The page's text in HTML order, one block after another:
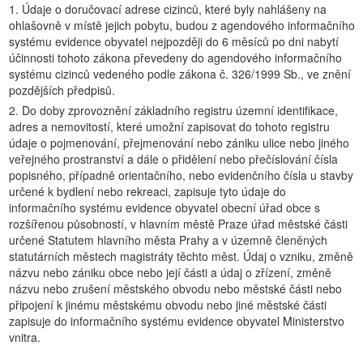
1. Údaje o doručovací adrese cizinců, které byly nahlášeny na
ohlašovně v místě jejich pobytu, budou z agendového informačního
systému evidence obyvatel nejpozději do 6 měsíců po dni nabytí
účinnosti tohoto zákona převedeny do agendového informačního
systému cizinců vedeného podle zákona č. 326/1999 Sb., ve znění
pozdějších předpisů.
2. Do doby zprovoznění základního registru územní identifikace,
adres a nemovitostí, které umožní zapisovat do tohoto registru
údaje o pojmenování, přejmenování nebo zániku ulice nebo jiného
veřejného prostranství a dále o přidělení nebo přečíslování čísla
popisného, případně orientačního, nebo evidenčního čísla u stavby
určené k bydlení nebo rekreaci, zapisuje tyto údaje do
informačního systému evidence obyvatel obecní úřad obce s
rozšířenou působností, v hlavním městě Praze úřad městské části
určené Statutem hlavního města Prahy a v územně členěných
statutárních městech magistráty těchto měst. Údaj o vzniku, změně
názvu nebo zániku obce nebo její části a údaj o zřízení, změně
názvu nebo zrušení městského obvodu nebo městské části nebo
připojení k jinému městskému obvodu nebo jiné městské části
zapisuje do informačního systému evidence obyvatel Ministerstvo
vnitra.